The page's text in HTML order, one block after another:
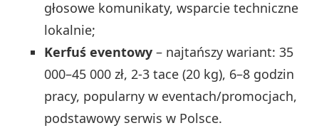
głosowe komunikaty, wsparcie techniczne
lokalnie;
Kerfuś eventowy – najtańszy wariant: 35
000–45 000 zł, 2-3 tace (20 kg), 6–8 godzin
pracy, popularny w eventach/promocjach,
podstawowy serwis w Polsce.